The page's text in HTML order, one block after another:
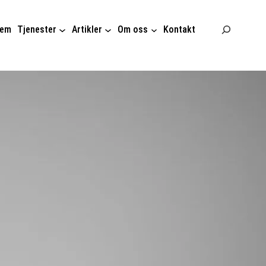
Tjenester Artikler Om oss Kontakt